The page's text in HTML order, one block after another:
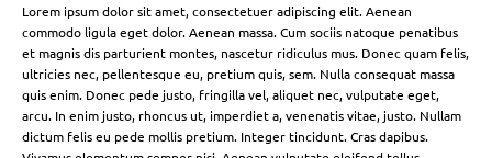
Lorem ipsum dolor sit amet, consectetuer adipiscing elit. Aenean
commodo ligula eget dolor. Aenean massa. Cum sociis natoque penatibus
et magnis dis parturient montes, nascetur ridiculus mus. Donec quam felis,
ultricies nec, pellentesque eu, pretium quis, sem. Nulla consequat massa
quis enim. Donec pede justo, fringilla vel, aliquet nec, vulputate eget,
arcu. In enim justo, rhoncus ut, imperdiet a, venenatis vitae, justo. Nullam
dictum felis eu pede mollis pretium. Integer tincidunt. Cras dapibus.